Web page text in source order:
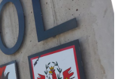
Kontakt
So erreichen Sie den